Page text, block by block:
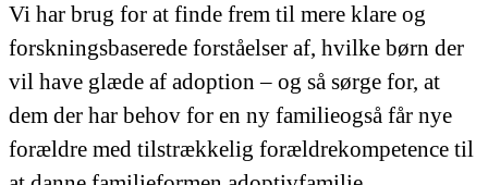
Vi har brug for at finde frem til mere klare og
forskningsbaserede forståelser af, hvilke børn der
vil have glæde af adoption – og så sørge for, at
dem der har behov for en ny familieogså får nye
forældre med tilstrækkelig forældrekompetence til